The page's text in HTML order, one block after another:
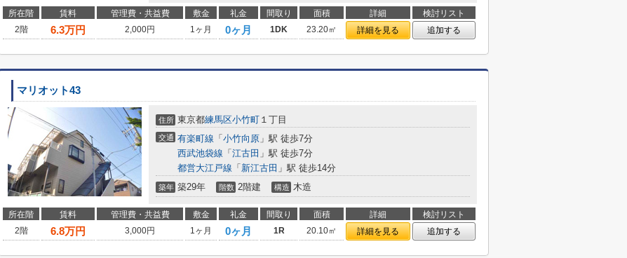
所在階 賃料 管理費・共益費 敷金 礼金 間取り 面積 詳細
検討リスト
2階
6.3万円 2,000円 1ヶ月 0ヶ月 1DK 23.20㎡ 詳細を見る 追加する
マリオット43
住所 東京都練馬区小竹町 １丁目
交通 有楽町線 「 小竹向原 」駅 徒歩7分
西武池袋線 「 江古田 」駅 徒歩7分
都営大江戸線 「 新江古田 」駅 徒歩14分
築年 築29年 階数 2階建 構造 木造
所在階 賃料 管理費・共益費 敷金 礼金 間取り 面積 詳細
検討リスト
2階
6.8万円 3,000円 1ヶ月 0ヶ月 1R 20.10㎡ 詳細を見る 追加する